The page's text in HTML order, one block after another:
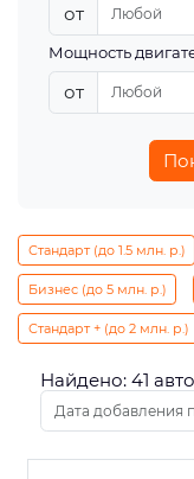
от
Мощность
от
Стандарт (до 1.5 млн. р.)
Бизнес (до 5 млн. р.)
Стандарт + (до 2 млн. р.)
Найдено: 41 авто